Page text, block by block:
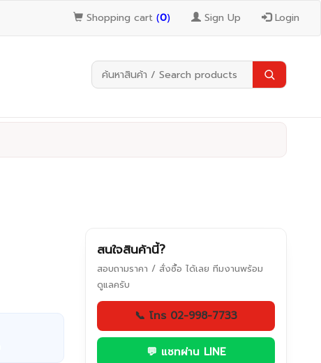
Shopping cart (0) Sign Up Login
สนใจสินค้านี้?
สอบถามราคา / สั่งซื้อ ได้เลย ทีมงานพร้อม
ดูแลครับ
📞 โทร 02-998-7733
💬 แชทผ่าน LINE